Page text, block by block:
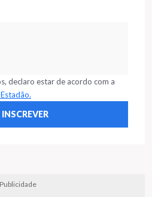
declaro estar de acordo com a
Publicidade